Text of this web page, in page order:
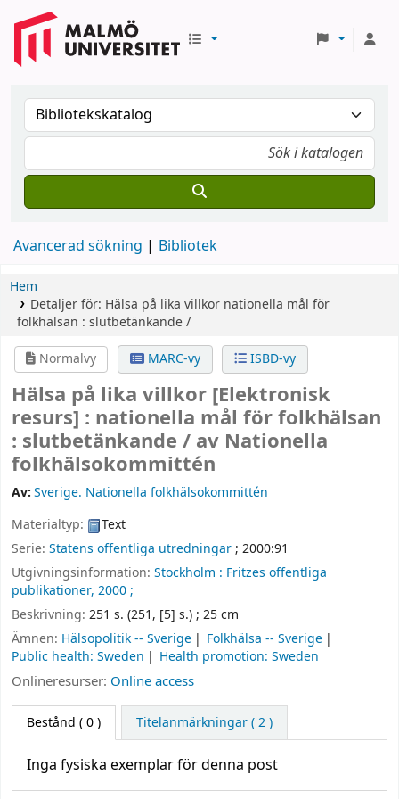
Avancerad sökning Bibliotek
Hem
Detaljer för: Hälsa på lika villkor nationella mål för
folkhälsan : slutbetänkande /
Normalvy
MARC-vy ISBD-vy
Hälsa på lika villkor [Elektronisk
resurs] : nationella mål för folkhälsan
: slutbetänkande / av Nationella
folkhälsokommittén
Av:Sverige. Nationella folkhälsokommittén
Materialtyp:
Text
Serie: Statens offentliga utredningar; 2000:91
Utgivningsinformation: Stockholm : Fritzes offentliga
publikationer, 2000 ;
Beskrivning: 251 s. (251, [5] s.) ; 25 cm
Ämnen: Hälsopolitik -- Sverige
Folkhälsa -- Sverige
Public health: Sweden
Health promotion: Sweden
Onlineresurser: Online access
Bestånd ( 0 ) Titelanmärkningar ( 2 )
Inga fysiska exemplar för denna post